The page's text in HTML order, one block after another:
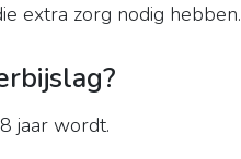
extra zorg nodig hebben.
jaar wordt.